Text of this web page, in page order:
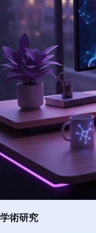
学術研究